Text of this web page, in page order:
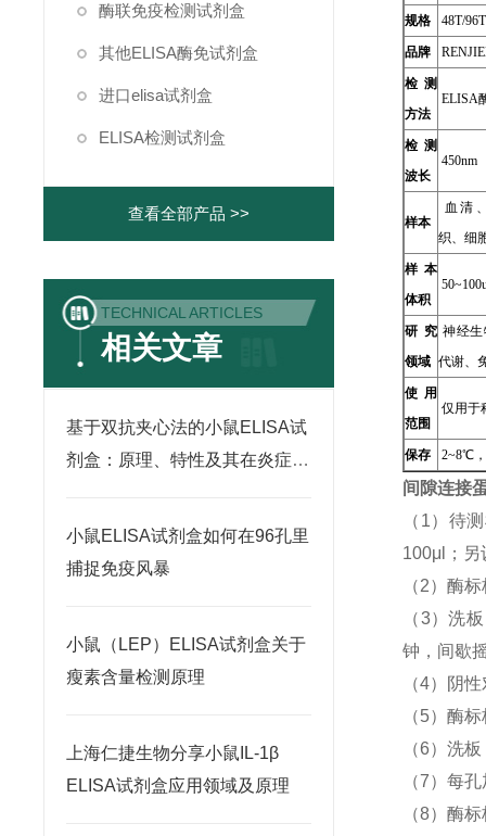
酶联免疫检测试剂盒
其他ELISA酶免试剂盒
进口elisa试剂盒
ELISA检测试剂盒
查看全部产品 >>
TECHNICAL ARTICLES
相关文章
基于双抗夹心法的小鼠ELISA试
剂盒：原理、特性及其在炎症因
小鼠ELISA试剂盒如何在96孔里
捕捉免疫风暴
小鼠（LEP）ELISA试剂盒关于
瘦素含量检测原理
上海仁捷生物分享小鼠IL-1β
ELISA试剂盒应用领域及原理
规格 48T/96T
品牌
检测
方法
ELISA
检测
波长
450nm
样本
血清
织、细
样本
体积
研究
领域
神经
代谢、
使用
范围
仅用于
保存 2~8℃
间隙连接
（1）待
100μl；
（2）酶
（3）洗
钟，间歇
（4）阴
（5）酶
（6）洗
（7）每
（8）酶